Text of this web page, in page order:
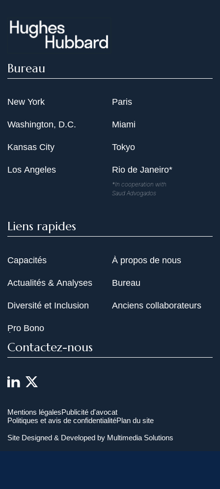
Bureau
New York
Washington, D.C.
Kansas City
Los Angeles
Paris
Miami
Tokyo
Rio de Janeiro*
*In cooperation with
Saud Advogados
Liens rapides
Capacités
Actualités & Analyses
Diversité et Inclusion
Pro Bono
À propos de nous
Bureau
Anciens collaborateurs
Contactez-nous
Mentions légalesPublicité d'avocat
Politiques et avis de confidentialitéPlan du site
Site Designed & Developed by Multimedia Solutions